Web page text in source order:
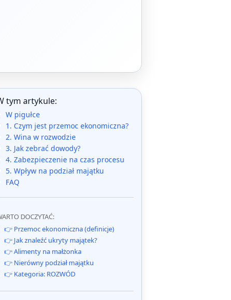
tym artykule:
W pigułce
1. Czym jest przemoc ekonomiczna?
2. Wina w rozwodzie
3. Jak zebrać dowody?
4. Zabezpieczenie na czas procesu
5. Wpływ na podział majątku
FAQ
DOCZYTAĆ:
👉 Przemoc ekonomiczna (definicje)
👉 Jak znaleźć ukryty majątek?
👉 Alimenty na małżonka
👉 Nierówny podział majątku
👉 Kategoria: ROZWÓD